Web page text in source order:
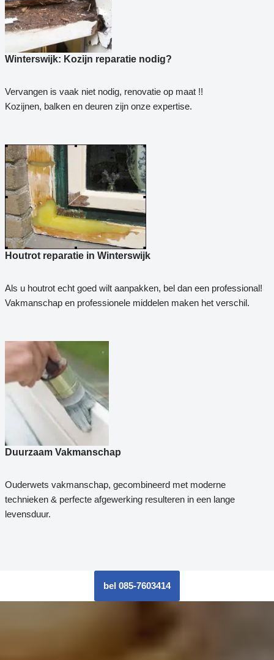
Winterswijk: Kozijn reparatie nodig?
Vervangen is vaak niet nodig, renovatie op maat !!
Kozijnen, balken en deuren zijn onze expertise.
Houtrot reparatie in Winterswijk
Als u houtrot echt goed wilt aanpakken, bel dan een professional!
Vakmanschap en professionele middelen maken het verschil.
Duurzaam Vakmanschap
Ouderwets vakmanschap, gecombineerd met moderne
technieken & perfecte afgewerking resulteren in een lange
levensduur.
bel 085-7603414